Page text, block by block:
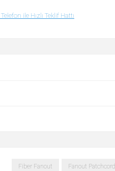
Telefon ile Hızlı Teklif Hattı
Fiber Fanout Fanout Patchcord